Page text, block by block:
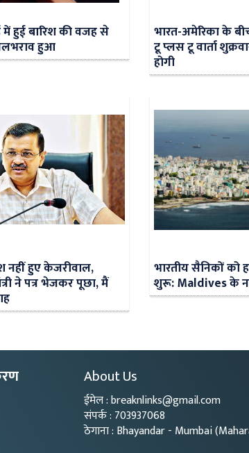
में हुई बारिश की वजह से
हुआ
भारत-अमेरिका के
टू प्‍लस टू वार्ता
होगी
नहीं हुए केजरीवाल,
ने पत्र भेजकर पूछा, मैं
भारतीय सैनिकों को
शुरू: Maldives के नए
About Us
ईमेल : breaknlinks@gmail.com
संपर्क : 703937068
ठेगाना : Bhayandar - Mumbai